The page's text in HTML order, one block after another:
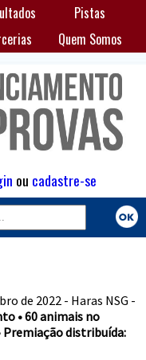
Pistas
Quem Somos
ou cadastre-se
de 2022 - Haras NSG -
• 60 animais no
Premiação distribuída: